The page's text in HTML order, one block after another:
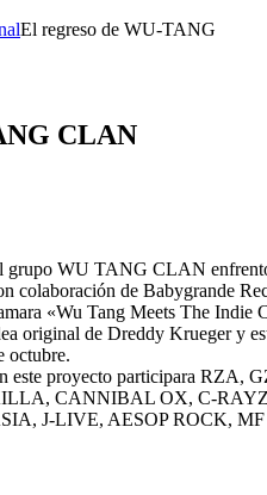
El regreso de WU-TANG
CLAN
grupo WU TANG CLAN
colaboración de Babygrande
«Wu Tang Meets The Indie
original de Dreddy Krueger y
octubre.
este proyecto participara RZA,
CANNIBAL OX, C-
J-LIVE, AESOP ROCK, MF